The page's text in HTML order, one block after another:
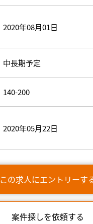
2020年08月01日
中長期予定
140-200
2020年05月22日
この求人にエントリーす
案件探しを依頼する